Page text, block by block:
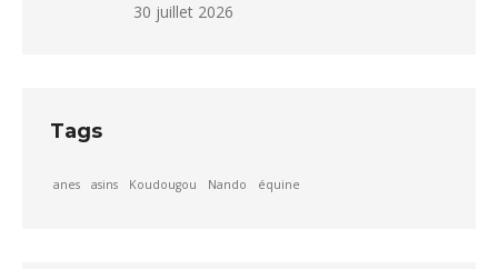
30 juillet 2026
Tags
anes asins Koudougou Nando équine